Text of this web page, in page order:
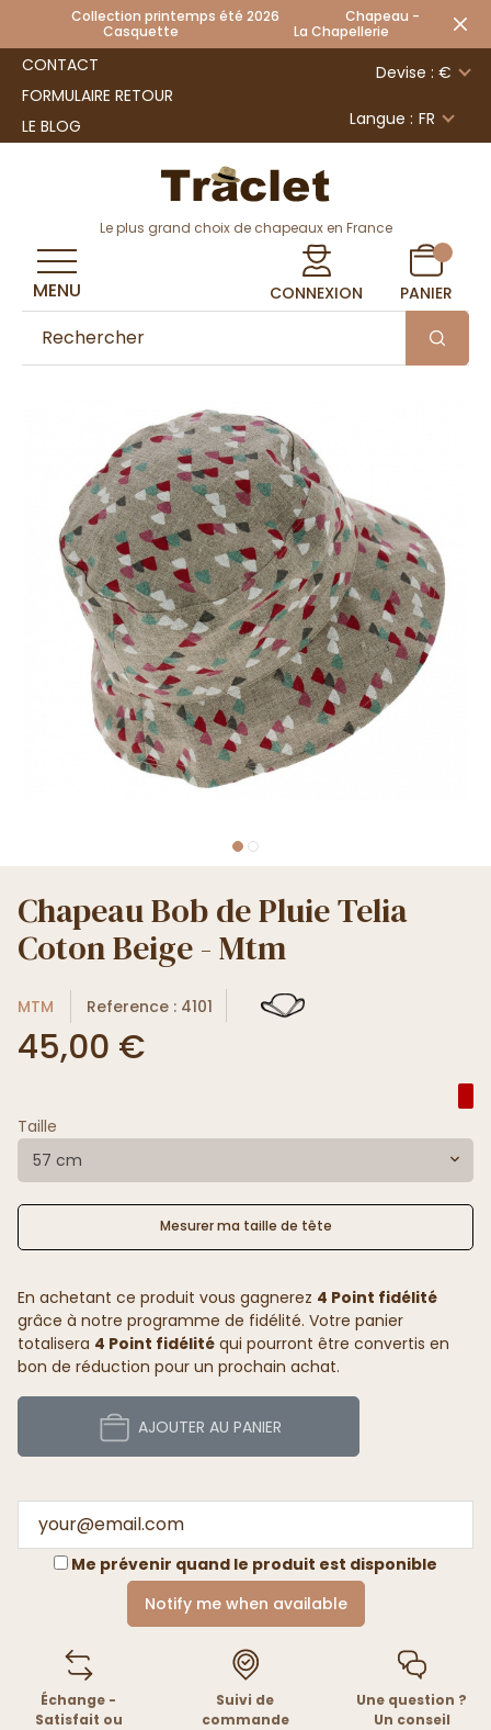
Collection printemps été 2026 Chapeau -
Casquette La Chapellerie
CONTACT
FORMULAIRE RETOUR
LE BLOG
Devise : €
Langue : FR
Le plus grand choix de chapeaux en France
CONNEXION PANIER
MENU
Chapeau Bob de Pluie Telia
Coton Beige - Mtm
MTM Reference : 4101
45,00 €
Taille
57 cm
Mesurer ma taille de tête
En achetant ce produit vous gagnerez 4 Point fidélité
grâce à notre programme de fidélité. Votre panier
totalisera 4 Point fidélité qui pourront être convertis en
bon de réduction pour un prochain achat.
AJOUTER AU PANIER
Me prévenir quand le produit est disponible
Notify me when available
Échange -
Satisfait ou
Suivi de
commande
Une question ?
Un conseil